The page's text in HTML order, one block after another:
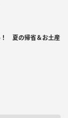
！ 夏の帰省＆お土産